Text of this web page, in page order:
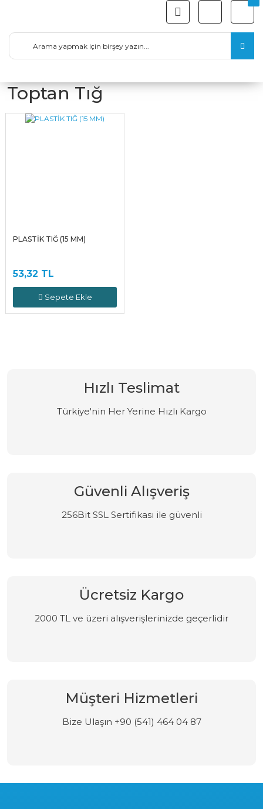
Toptan Tığ
PLASTİK TIĞ (15 MM)
53,32 TL
Sepete Ekle
Hızlı Teslimat
Türkiye'nin Her Yerine Hızlı Kargo
Güvenli Alışveriş
256Bit SSL Sertifikası ile güvenli
Ücretsiz Kargo
2000 TL ve üzeri alışverişlerinizde geçerlidir
Müşteri Hizmetleri
Bize Ulaşın +90 (541) 464 04 87